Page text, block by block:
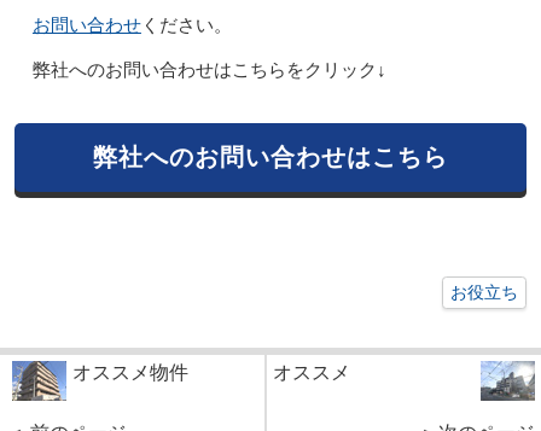
お問い合わせください。
弊社へのお問い合わせはこちらをクリック↓
弊社へのお問い合わせはこちら
お役立ち
オススメ物件 オススメ